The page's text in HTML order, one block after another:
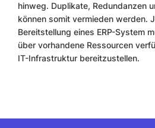
hinweg. Duplikate, Redundanzen
können somit vermieden werden.
Bereitstellung eines ERP-System
über vorhandene Ressourcen
IT-Infrastruktur bereitzustellen.